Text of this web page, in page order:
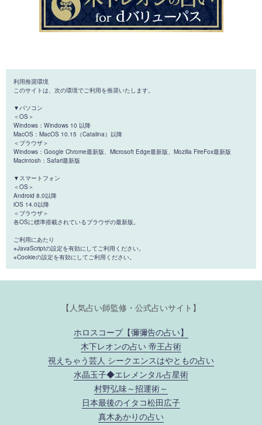
利用推奨環境
このサイトは、次の環境でご利用を推奨いたします。
▼パソコン
＜OS＞
Windows：Windows 10 以降
MacOS：MacOS 10.15（Catalina）以降
＜ブラウザ＞
Windows：Google Chrome最新版、Microsoft Edge最新版、Mozilla FireFox最新版
Macintosh：Safari最新版
▼スマートフォン
＜OS＞
Android 8.0以降
iOS 14.0以降
＜ブラウザ＞
各OSに標準搭載されているブラウザの最新版。
ご利用にあたり
※JavaScriptの設定を有効にしてご利用ください。
※Cookieの設定を有効にしてご利用ください。
【人気占い師監修・公式占いサイト】
ホロスコープ【彌彌告の占い】
木下レオンの占い 帝王占術
視えちゃう芸人 シークエンスはやともの占い
水晶玉子◆エレメンタル占星術
村野弘味～招運術～
日本最後のイタコ松田広子
真木あかりの占い